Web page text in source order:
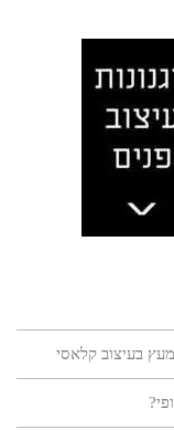
בעיצוב קלאסי